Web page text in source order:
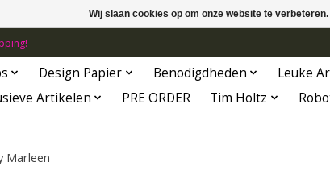
Design Papier Benodigdheden Leuke
Artikelen
PRE ORDER Tim Holtz
Marleen
Wij slaan cookies op om onze website te